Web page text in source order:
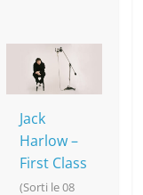
Jack
Harlow –
First Class
(Sorti le 08